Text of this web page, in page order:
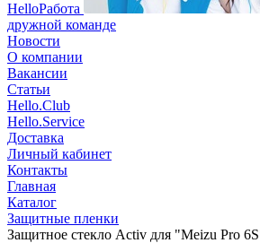
HelloРабота
дружной команде
Новости
О компании
Вакансии
Статьи
Hello.Club
Hello.Service
Доставка
Личный кабинет
Контакты
Главная
Каталог
Защитные пленки
Защитное стекло Activ для "Meizu Pro